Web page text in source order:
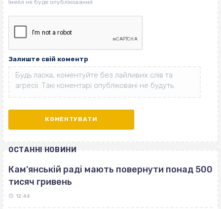
Залиште свій коментр
ОСТАННІ НОВИНИ
Кам’янській раді мають повернути понад 500
тисяч гривень
12:44